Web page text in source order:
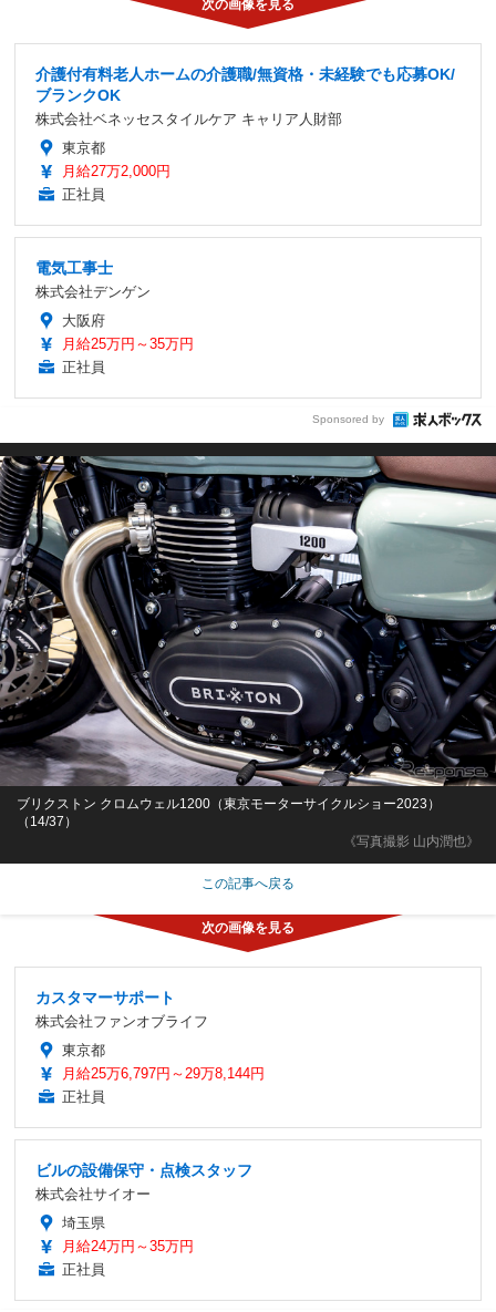
介護付有料老人ホームの介護職/無資格・未経験でも応募OK/
ブランクOK
株式会社ベネッセスタイルケア キャリア人財部
東京都
月給27万2,000円
正社員
電気工事士
株式会社デンゲン
大阪府
月給25万円～35万円
正社員
Sponsored by
《写真撮影 山内潤也》
ブリクストン クロムウェル1200（東京モーターサイクルショー2023）
（14/37）
この記事へ戻る
カスタマーサポート
株式会社ファンオブライフ
東京都
月給25万6,797円～29万8,144円
正社員
ビルの設備保守・点検スタッフ
株式会社サイオー
埼玉県
月給24万円～35万円
正社員